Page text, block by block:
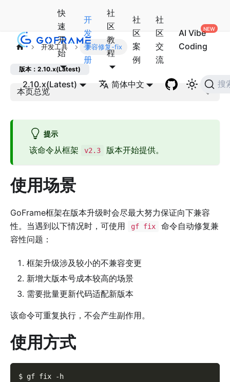
快
速
开
始
开
发
手
册
社
区
教
程
社
区
案
例
社
区
交
流
AI Vibe
Coding
2.10.x(Latest) 简体中文 搜
开发工具 兼容修复-fix
版本：2.10.x(Latest)
本页总览
提示
该命令从框架 v2.3 版本开始提供。
使用场景
GoFrame框架在版本升级时会尽最大努力保证向下兼容
性。当遇到以下情况时，可使用
gf fix
命令自动修复兼
容性问题：
框架升级涉及较小的不兼容变更
新增大版本号成本较高的场景
需要批量更新代码适配新版本
该命令可重复执行，不会产生副作用。
使用方式
$ gf fix -h